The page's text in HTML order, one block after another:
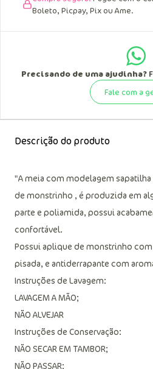
Boleto, Picpay, Pix ou Ame.
Precisando de uma ajudinha?
Fale com a
Descrição do produto
"A meia com modelagem
de monstrinho , é produzida em
parte e poliamida, possui
confortável.
Possui aplique de monstrinho com
pisada, e antiderrapante com
Instruções de Lavagem:
LAVAGEM A MÃO;
NÃO ALVEJAR
Instruções de Conservação:
NÃO SECAR EM TAMBOR;
NÃO PASSAR;